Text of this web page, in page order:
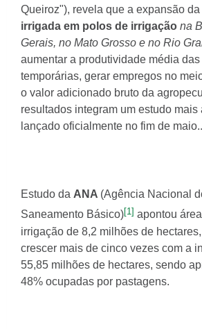
Queiroz"), revela que a expansão da
irrigada em polos de irrigação na
Gerais, no Mato Grosso e no Rio
aumentar a produtividade média
temporárias, gerar empregos no
o valor adicionado bruto da
resultados integram um estudo mais
lançado oficialmente no fim de maio..
Estudo da ANA (Agência Nacional
Saneamento Básico)[1] apontou
irrigação de 8,2 milhões de
crescer mais de cinco vezes com a
55,85 milhões de hectares, sendo
48% ocupadas por pastagens.